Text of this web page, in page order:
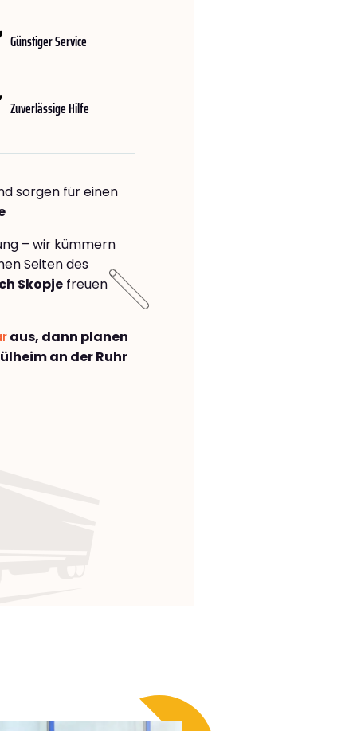
Günstiger Service
Zuverlässige Hilfe
sorgen für einen
– wir kümmern
Seiten des
Skopje freuen
aus, dann planen
an der Ruhr